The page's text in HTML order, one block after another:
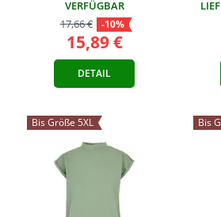
VERFÜGBAR
17,66 €
-10%
15,89 €
DETAIL
Bis Größe 5XL Bis